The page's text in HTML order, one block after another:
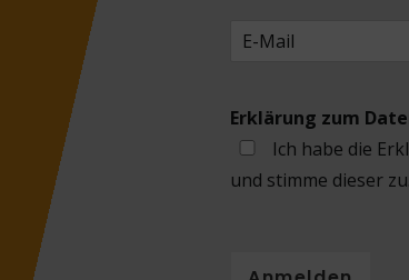
Erklärung zum
Ich habe die
und stimme dieser zu.